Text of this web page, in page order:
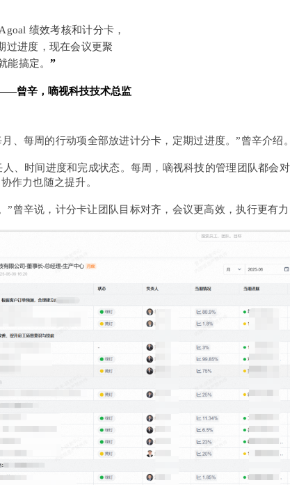
绩效考核和计分卡，
过进度，现在会议更聚
能搞定。”
曾辛，嘀视科技技术总监
、每周的行动项全部放进计分卡，定期过进度。”曾辛介绍
、时间进度和完成状态。每周，嘀视科技的管理团队都会
作力也随之提升。
曾辛说，计分卡让团队目标对齐，会议更高效，执行更有